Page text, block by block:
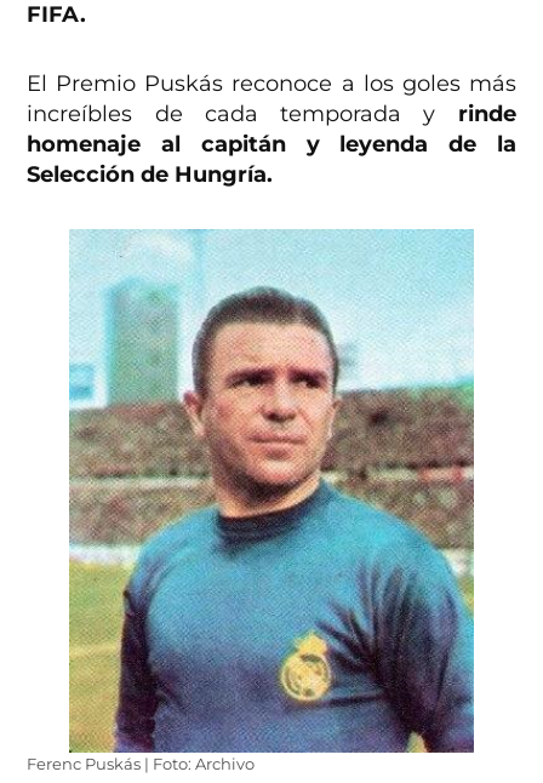
FIFA.
El Premio Puskás reconoce a los goles más
increíbles de cada temporada y rinde
homenaje al capitán y leyenda de la
Selección de Hungría.
Ferenc Puskás | Foto: Archivo